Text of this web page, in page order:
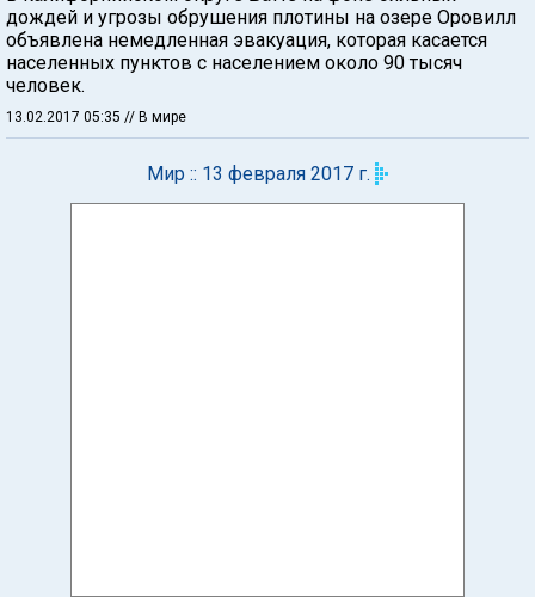
дождей и угрозы обрушения плотины на озере Оровилл
объявлена немедленная эвакуация, которая касается
населенных пунктов с населением около 90 тысяч
человек.
13.02.2017 05:35 // В мире
Мир :: 13 февраля 2017 г.